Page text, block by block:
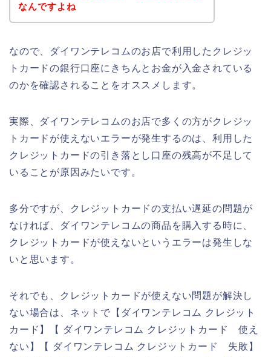
なんですよね
なので、ダイワンテレコムのお店で利用したクレジッ
トカードの銀行口座にきちんとお金が入金されている
のかを確認されることをオススメします。
実際、ダイワンテレコムのお店で多くの方がクレジッ
トカードが使えないエラーが発生するのは、利用した
クレジットカードの引き落とし口座の残高が不足して
いることが原因みたいです。
多分ですが、クレジットカードの支払い遅延の問題が
なければ、ダイワンテレコムの商品を購入する時に、
クレジットカードが使えないというエラーは発生しな
いと思います。
それでも、クレジットカードが使えない問題が解決し
ない場合は、ネットで【ダイワンテレコム クレジット
カード】【 ダイワンテレコム クレジットカード 使え
ない】【 ダイワンテレコム クレジットカード 失敗】